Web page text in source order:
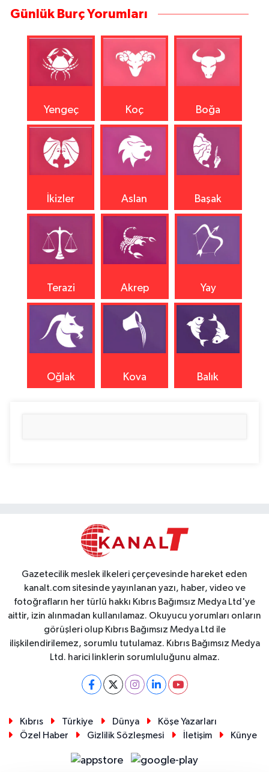
Günlük Burç Yorumları
Yengeç Koç Boğa
İkizler Aslan Başak
Terazi Akrep Yay
Oğlak Kova Balık
Gazetecilik meslek ilkeleri çerçevesinde hareket eden
kanalt.com sitesinde yayınlanan yazı, haber, video ve
fotoğrafların her türlü hakkı Kıbrıs Bağımsız Medya Ltd'ye
aittir, izin alınmadan kullanılamaz. Okuyucu yorumları onların
görüşleri olup Kıbrıs Bağımsız Medya Ltd ile
ilişkilendirilemez, sorumlu tutulamaz. Kıbrıs Bağımsız Medya
Ltd. harici linklerin sorumluluğunu almaz.
Kıbrıs Türkiye Dünya
Köşe Yazarları
Özel Haber
Gizlilik Sözleşmesi İletişim Künye